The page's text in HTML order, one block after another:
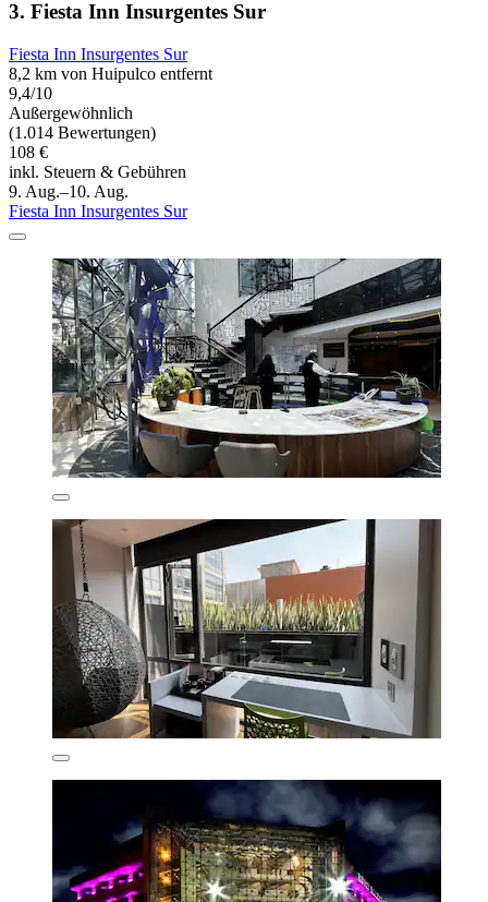
3. Fiesta Inn Insurgentes Sur
Fiesta Inn Insurgentes Sur
8,2 km von Huipulco entfernt
9,4/10
Außergewöhnlich
(1.014 Bewertungen)
108 €
inkl. Steuern & Gebühren
9. Aug.–10. Aug.
Fiesta Inn Insurgentes Sur